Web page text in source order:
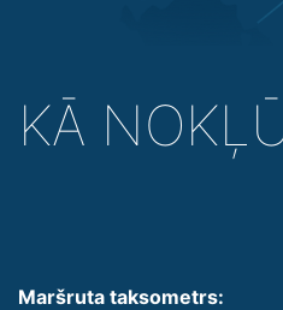
KĀ
Maršruta taksometrs: